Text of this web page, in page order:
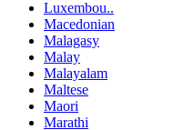
Luxembou..
Macedonian
Malagasy
Malay
Malayalam
Maltese
Maori
Marathi